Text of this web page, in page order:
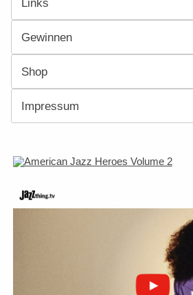
Links
Gewinnen
Shop
Impressum